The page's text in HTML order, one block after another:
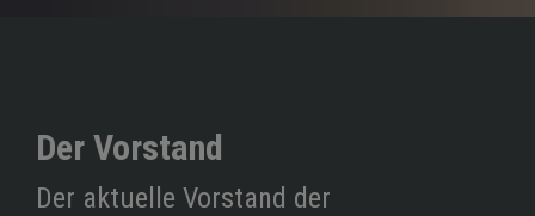
Der Vorstand
Der aktuelle Vorstand der